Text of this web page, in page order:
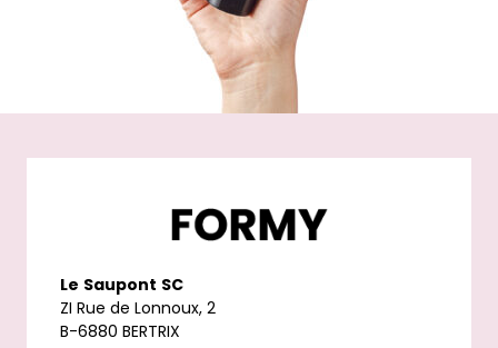
Le Saupont SC
ZI Rue de Lonnoux, 2
B-6880 BERTRIX